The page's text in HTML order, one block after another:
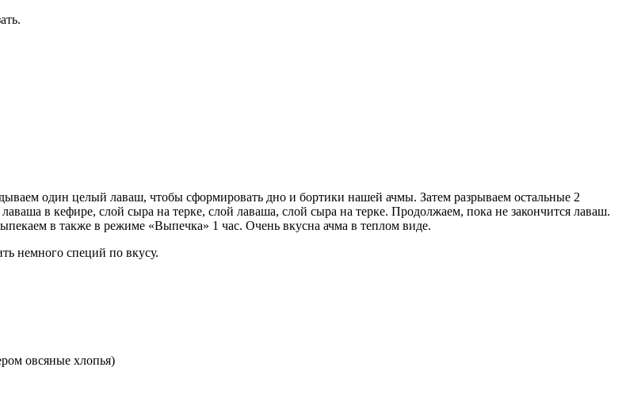
один целый лаваш, чтобы сформировать дно и бортики нашей ачмы. Затем разрываем остальные 2
в кефире, слой сыра на терке, слой лаваша, слой сыра на терке. Продолжаем, пока не закончится лаваш.
в также в режиме «Выпечка» 1 час. Очень вкусна ачма в теплом виде.
немного специй по вкусу.
овсяные хлопья)